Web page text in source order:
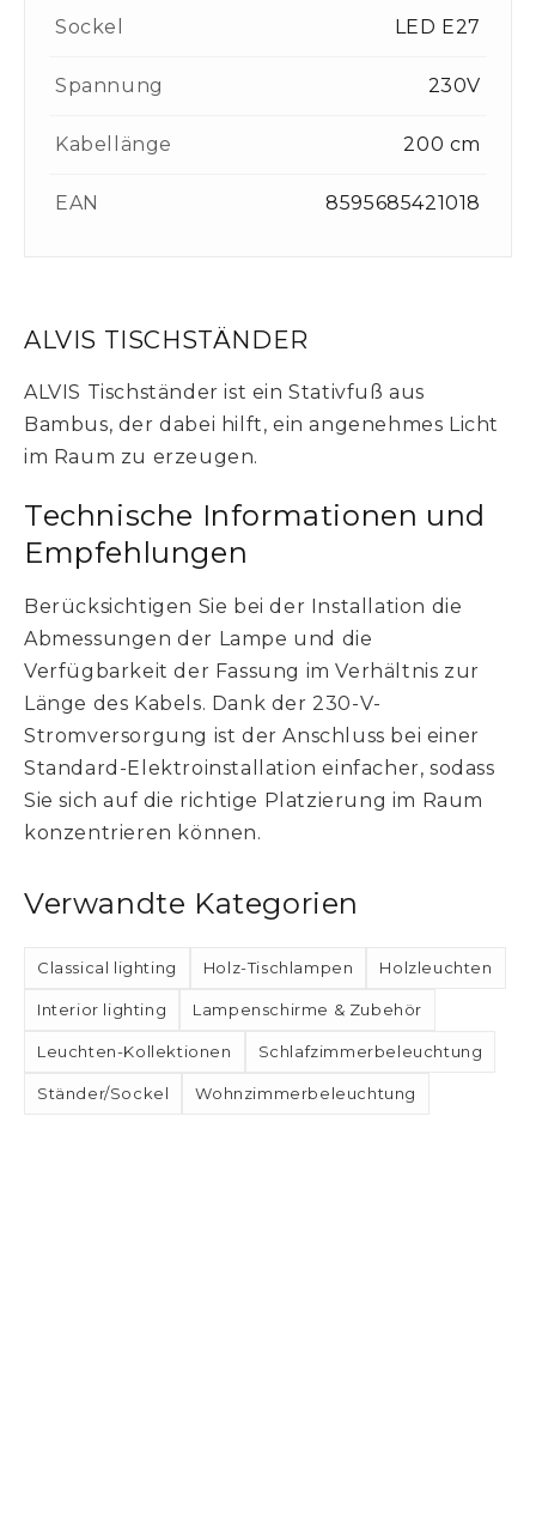
ALVIS TISCHSTÄNDER
ALVIS Tischständer ist ein Stativfuß aus
Bambus, der dabei hilft, ein angenehmes Licht
im Raum zu erzeugen.
Technische Informationen und
Empfehlungen
Berücksichtigen Sie bei der Installation die
Abmessungen der Lampe und die
Verfügbarkeit der Fassung im Verhältnis zur
Länge des Kabels. Dank der 230-V-
Stromversorgung ist der Anschluss bei einer
Standard-Elektroinstallation einfacher, sodass
Sie sich auf die richtige Platzierung im Raum
konzentrieren können.
Verwandte Kategorien
Classical lighting Holz-Tischlampen Holzleuchten
Interior lighting Lampenschirme & Zubehör
Leuchten-Kollektionen Schlafzimmerbeleuchtung
Ständer/Sockel Wohnzimmerbeleuchtung
Sockel LED E27
Spannung 230V
Kabellänge 200 cm
EAN 8595685421018